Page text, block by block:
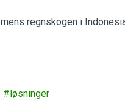
regnskogen i
løsninger